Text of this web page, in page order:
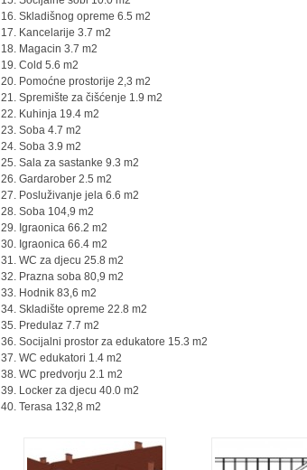
16. Skladišnog opreme 6.5 m2
17. Kancelarije 3.7 m2
18. Magacin 3.7 m2
19. Cold 5.6 m2
20. Pomoćne prostorije 2,3 m2
21. Spremište za čišćenje 1.9 m2
22. Kuhinja 19.4 m2
23. Soba 4.7 m2
24. Soba 3.9 m2
25. Sala za sastanke 9.3 m2
26. Gardarober 2.5 m2
27. Posluživanje jela 6.6 m2
28. Soba 104,9 m2
29. Igraonica 66.2 m2
30. Igraonica 66.4 m2
31. WC za djecu 25.8 m2
32. Prazna soba 80,9 m2
33. Hodnik 83,6 m2
34. Skladište opreme 22.8 m2
35. Predulaz 7.7 m2
36. Socijalni prostor za edukatore 15.3 m2
37. WC edukatori 1.4 m2
38. WC predvorju 2.1 m2
39. Locker za djecu 40.0 m2
40. Terasa 132,8 m2